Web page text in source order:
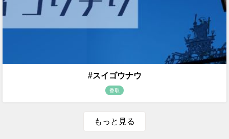
#スイゴウナウ
香取
もっと見る